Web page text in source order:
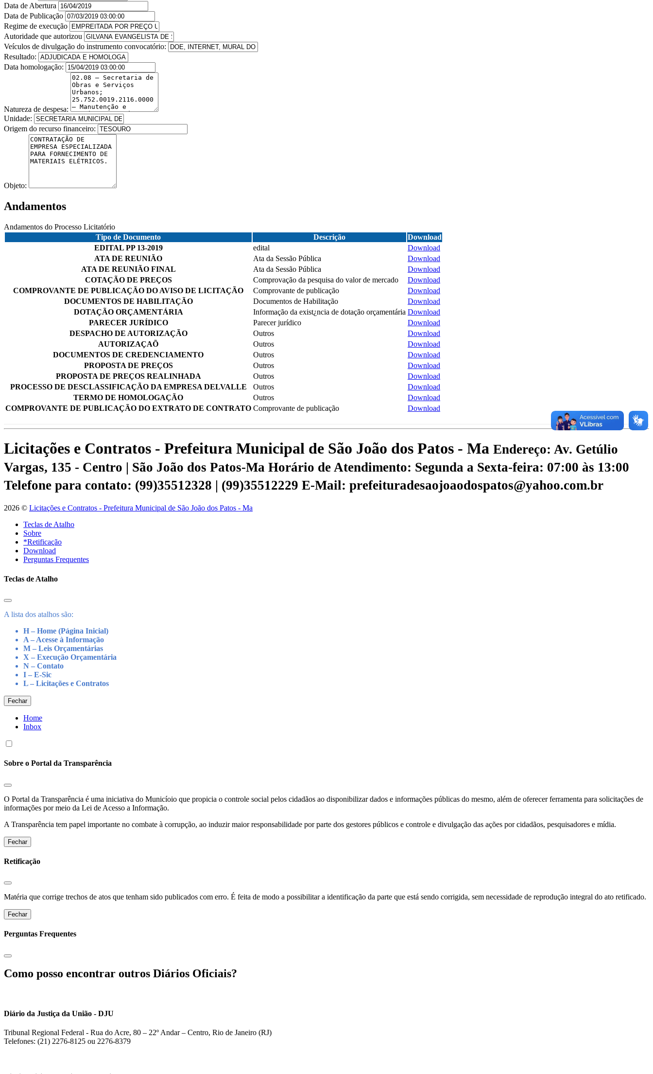
Data de Abertura
Data de Publicação
Regime de execução
Autoridade que autorizou
Veículos de divulgação do instrumento convocatório:
Resultado:
Data homologação:
Natureza de despesa:
Unidade:
Origem do recurso financeiro:
Objeto:
Andamentos
Andamentos do Processo Licitatório
Tipo de Documento
Descrição
Download
EDITAL PP 13-2019
edital
Download
ATA DE REUNIÃO
Ata da Sessão Pública
Download
ATA DE REUNIÃO FINAL
Ata da Sessão Pública
Download
COTAÇÃO DE PREÇOS
Comprovação da pesquisa do valor de mercado
Download
COMPROVANTE DE PUBLICAÇÃO DO AVISO DE LICITAÇÃO
Comprovante de publicação
Download
DOCUMENTOS DE HABILITAÇÃO
Documentos de Habilitação
Download
DOTAÇÃO ORÇAMENTÁRIA
Informação da exist¿ncia de dotação orçamentária Download
PARECER JURÍDICO
Parecer jurídico
Download
DESPACHO DE AUTORIZAÇÃO
Outros
Download
AUTORIZAÇAÕ
Outros
Download
DOCUMENTOS DE CREDENCIAMENTO
Outros
Download
PROPOSTA DE PREÇOS
Outros
Download
PROPOSTA DE PREÇOS REALINHADA
Outros
Download
PROCESSO DE DESCLASSIFICAÇÃO DA EMPRESA DELVALLE
Outros
Download
TERMO DE HOMOLOGAÇÃO
Outros
Download
COMPROVANTE DE PUBLICAÇÃO DO EXTRATO DE CONTRATO Comprovante de publicação Download
Licitações e Contratos - Prefeitura Municipal de São João dos Patos - Ma Endereço: Av. Getúlio
Vargas, 135 - Centro | São João dos Patos-Ma Horário de Atendimento: Segunda a Sexta-feira: 07:00 às 13:00
Telefone para contato: (99)35512328 | (99)35512229 E-Mail: prefeituradesaojoaodospatos@yahoo.com.br
2026 © Licitações e Contratos - Prefeitura Municipal de São João dos Patos - Ma
Teclas de Atalho
Sobre
*Retificação
Download
Perguntas Frequentes
Teclas de Atalho
A lista dos atalhos são:
H – Home (Página Inicial)
A – Acesse à Informação
M – Leis Orçamentárias
X – Execução Orçamentária
N – Contato
I – E-Sic
L – Licitações e Contratos
Fechar
Home
Inbox
Sobre o Portal da Transparência
O Portal da Transparência é uma iniciativa do Municíoio que propicia o controle social pelos cidadãos ao disponibilizar dados e informações públicas do mesmo, além de oferecer ferramenta para solicitações de
informações por meio da Lei de Acesso a Informação.
A Transparência tem papel importante no combate à corrupção, ao induzir maior responsabilidade por parte dos gestores públicos e controle e divulgação das ações por cidadãos, pesquisadores e mídia.
Fechar
Retificação
Matéria que corrige trechos de atos que tenham sido publicados com erro. É feita de modo a possibilitar a identificação da parte que está sendo corrigida, sem necessidade de reprodução integral do ato retificado.
Fechar
Perguntas Frequentes
Como posso encontrar outros Diários Oficiais?
Diário da Justiça da União - DJU
Tribunal Regional Federal - Rua do Acre, 80 – 22º Andar – Centro, Rio de Janeiro (RJ)
Telefones: (21) 2276-8125 ou 2276-8379